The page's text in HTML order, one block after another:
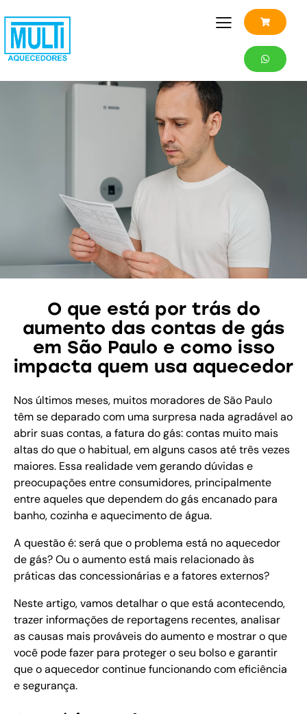
O que está por trás do
aumento das contas de gás
em São Paulo e como isso
impacta quem usa aquecedor
Nos últimos meses, muitos moradores de São Paulo
têm se deparado com uma surpresa nada agradável ao
abrir suas contas, a fatura do gás: contas muito mais
altas do que o habitual, em alguns casos até três vezes
maiores. Essa realidade vem gerando dúvidas e
preocupações entre consumidores, principalmente
entre aqueles que dependem do gás encanado para
banho, cozinha e aquecimento de água.
A questão é: será que o problema está no aquecedor
de gás? Ou o aumento está mais relacionado às
práticas das concessionárias e a fatores externos?
Neste artigo, vamos detalhar o que está acontecendo,
trazer informações de reportagens recentes, analisar
as causas mais prováveis do aumento e mostrar o que
você pode fazer para proteger o seu bolso e garantir
que o aquecedor continue funcionando com eficiência
e segurança.